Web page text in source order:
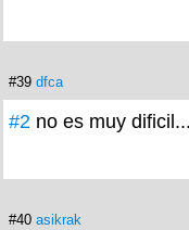
#39 dfca
#2 no es muy dificil...
#40 asikrak